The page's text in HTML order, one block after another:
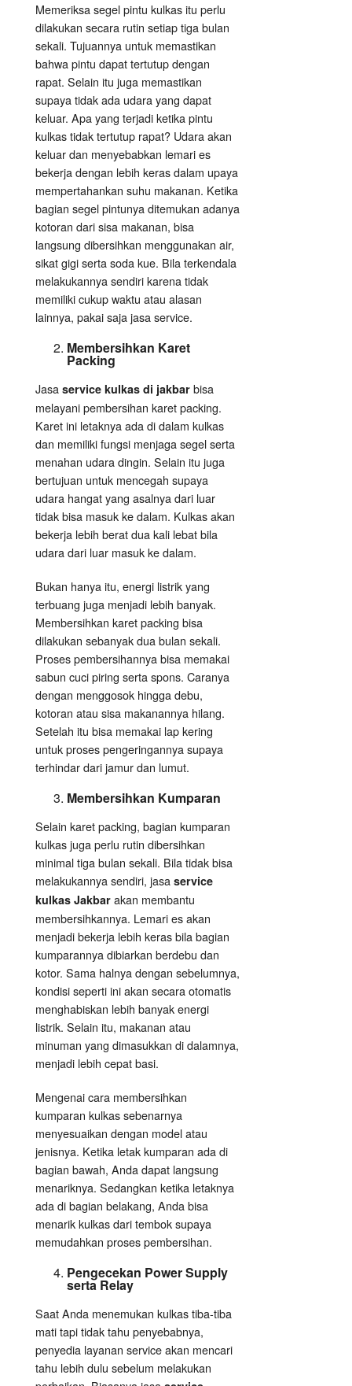
Memeriksa segel pintu kulkas itu perlu
dilakukan secara rutin setiap tiga bulan
sekali. Tujuannya untuk memastikan
bahwa pintu dapat tertutup dengan
rapat. Selain itu juga memastikan
supaya tidak ada udara yang dapat
keluar. Apa yang terjadi ketika pintu
kulkas tidak tertutup rapat? Udara akan
keluar dan menyebabkan lemari es
bekerja dengan lebih keras dalam upaya
mempertahankan suhu makanan. Ketika
bagian segel pintunya ditemukan adanya
kotoran dari sisa makanan, bisa
langsung dibersihkan menggunakan air,
sikat gigi serta soda kue. Bila terkendala
melakukannya sendiri karena tidak
memiliki cukup waktu atau alasan
lainnya, pakai saja jasa service.
Membersihkan Karet
Packing
Jasa service kulkas di jakbar bisa
melayani pembersihan karet packing.
Karet ini letaknya ada di dalam kulkas
dan memiliki fungsi menjaga segel serta
menahan udara dingin. Selain itu juga
bertujuan untuk mencegah supaya
udara hangat yang asalnya dari luar
tidak bisa masuk ke dalam. Kulkas akan
bekerja lebih berat dua kali lebat bila
udara dari luar masuk ke dalam.
Bukan hanya itu, energi listrik yang
terbuang juga menjadi lebih banyak.
Membersihkan karet packing bisa
dilakukan sebanyak dua bulan sekali.
Proses pembersihannya bisa memakai
sabun cuci piring serta spons. Caranya
dengan menggosok hingga debu,
kotoran atau sisa makanannya hilang.
Setelah itu bisa memakai lap kering
untuk proses pengeringannya supaya
terhindar dari jamur dan lumut.
Membersihkan Kumparan
Selain karet packing, bagian kumparan
kulkas juga perlu rutin dibersihkan
minimal tiga bulan sekali. Bila tidak bisa
melakukannya sendiri, jasa service
kulkas Jakbar akan membantu
membersihkannya. Lemari es akan
menjadi bekerja lebih keras bila bagian
kumparannya dibiarkan berdebu dan
kotor. Sama halnya dengan sebelumnya,
kondisi seperti ini akan secara otomatis
menghabiskan lebih banyak energi
listrik. Selain itu, makanan atau
minuman yang dimasukkan di dalamnya,
menjadi lebih cepat basi.
Mengenai cara membersihkan
kumparan kulkas sebenarnya
menyesuaikan dengan model atau
jenisnya. Ketika letak kumparan ada di
bagian bawah, Anda dapat langsung
menariknya. Sedangkan ketika letaknya
ada di bagian belakang, Anda bisa
menarik kulkas dari tembok supaya
memudahkan proses pembersihan.
Pengecekan Power Supply
serta Relay
Saat Anda menemukan kulkas tiba-tiba
mati tapi tidak tahu penyebabnya,
penyedia layanan service akan mencari
tahu lebih dulu sebelum melakukan